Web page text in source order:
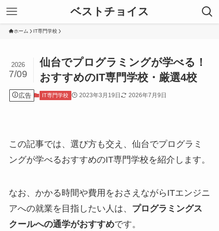
ベストチョイス
ホーム IT専門学校
仙台でプログラミングが学べる！
おすすめのIT専門学校・厳選4校
2026
7/09
広告 IT専門学校 2023年3月19日 2026年7月9日
この記事では、選び方も交え、仙台でプログラミ
ングが学べるおすすめのIT専門学校を紹介します。
なお、かかる時間や費用をおさえながらITエンジニ
アへの就業を目指したい人は、 プログラミングス
クールへの通学がおすすめです。